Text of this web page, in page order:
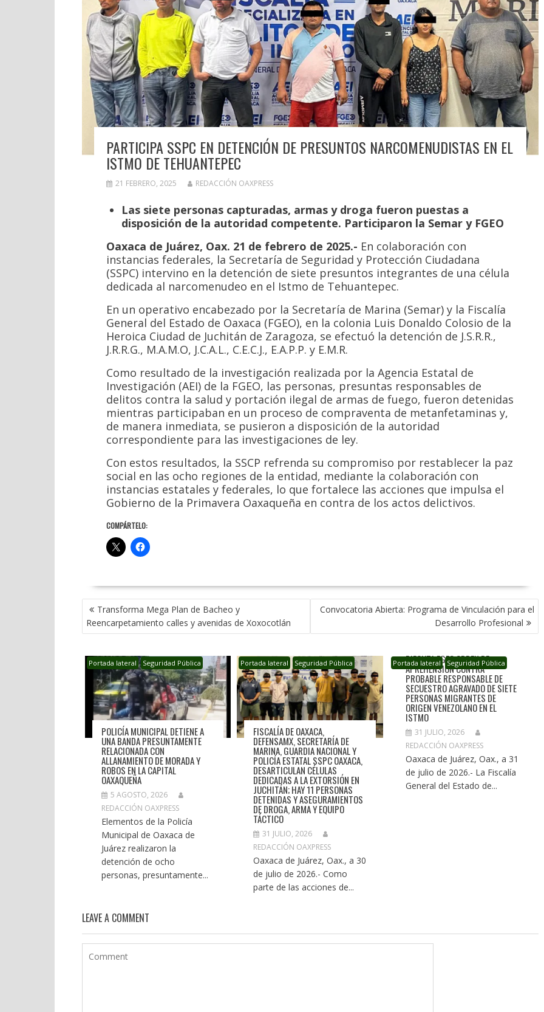
PARTICIPA SSPC EN DETENCIÓN DE PRESUNTOS NARCOMENUDISTAS EN EL
ISTMO DE TEHUANTEPEC
21 FEBRERO, 2025 REDACCIÓN OAXPRESS
Las siete personas capturadas, armas y droga fueron puestas a
disposición de la autoridad competente. Participaron la Semar y FGEO
Oaxaca de Juárez, Oax. 21 de febrero de 2025.- En colaboración con
instancias federales, la Secretaría de Seguridad y Protección Ciudadana
(SSPC) intervino en la detención de siete presuntos integrantes de una célula
dedicada al narcomenudeo en el Istmo de Tehuantepec.
En un operativo encabezado por la Secretaría de Marina (Semar) y la Fiscalía
General del Estado de Oaxaca (FGEO), en la colonia Luis Donaldo Colosio de la
Heroica Ciudad de Juchitán de Zaragoza, se efectuó la detención de J.S.R.R.,
J.R.R.G., M.A.M.O, J.C.A.L., C.E.C.J., E.A.P.P. y E.M.R.
Como resultado de la investigación realizada por la Agencia Estatal de
Investigación (AEI) de la FGEO, las personas, presuntas responsables de
delitos contra la salud y portación ilegal de armas de fuego, fueron detenidas
mientras participaban en un proceso de compraventa de metanfetaminas y,
de manera inmediata, se pusieron a disposición de la autoridad
correspondiente para las investigaciones de ley.
Con estos resultados, la SSCP refrenda su compromiso por restablecer la paz
social en las ocho regiones de la entidad, mediante la colaboración con
instancias estatales y federales, lo que fortalece las acciones que impulsa el
Gobierno de la Primavera Oaxaqueña en contra de los actos delictivos.
COMPÁRTELO:
NAVEGACIÓN
DE
ENTRADAS
Transforma Mega Plan de Bacheo y
Reencarpetamiento calles y avenidas de Xoxocotlán
Convocatoria Abierta: Programa de Vinculación para el
Desarrollo Profesional
Portada lateral Seguridad Pública
POLICÍA MUNICIPAL DETIENE A
UNA BANDA PRESUNTAMENTE
RELACIONADA CON
ALLANAMIENTO DE MORADA Y
ROBOS EN LA CAPITAL
OAXAQUEÑA
5 AGOSTO, 2026
REDACCIÓN OAXPRESS
Elementos de la Policía
Municipal de Oaxaca de
Juárez realizaron la
detención de ocho
personas, presuntamente...
Portada lateral Seguridad Pública
FISCALÍA DE OAXACA,
DEFENSAMX, SECRETARÍA DE
MARINA, GUARDIA NACIONAL Y
POLICÍA ESTATAL SSPC OAXACA,
DESARTICULAN CÉLULAS
DEDICADAS A LA EXTORSIÓN EN
JUCHITÁN; HAY 11 PERSONAS
DETENIDAS Y ASEGURAMIENTOS
DE DROGA, ARMA Y EQUIPO
TÁCTICO
31 JULIO, 2026
REDACCIÓN OAXPRESS
Oaxaca de Juárez, Oax., a 30
de julio de 2026.- Como
parte de las acciones de...
Portada lateral Seguridad Pública
EJECUTA FGEO ORDEN DE
APREHENSIÓN CONTRA
PROBABLE RESPONSABLE DE
SECUESTRO AGRAVADO DE SIETE
PERSONAS MIGRANTES DE
ORIGEN VENEZOLANO EN EL
ISTMO
31 JULIO, 2026
REDACCIÓN OAXPRESS
Oaxaca de Juárez, Oax., a 31
de julio de 2026.- La Fiscalía
General del Estado de...
LEAVE A COMMENT